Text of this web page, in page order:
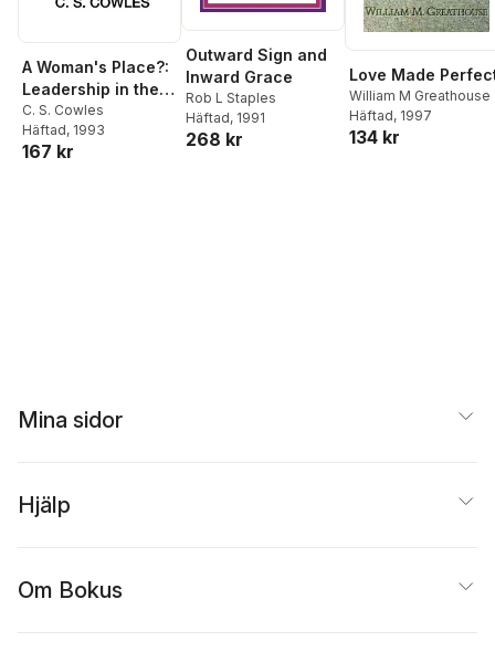
A Woman's Place?:
Leadership in the
Church
C. S. Cowles
Häftad, 1993
167 kr
Outward Sign and
Inward Grace
Rob L Staples
Häftad, 1991
268 kr
Love Made
William M Greathouse
Häftad, 1997
134 kr
Mina sidor
Hjälp
Om Bokus